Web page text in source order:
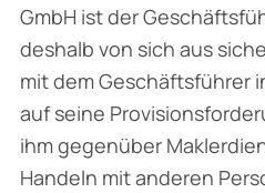
GmbH ist der
deshalb von sich aus
mit dem Geschäftsführer
auf seine
ihm gegenüber
Handeln mit anderen